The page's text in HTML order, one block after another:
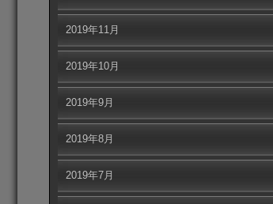
2019年11月
2019年10月
2019年9月
2019年8月
2019年7月